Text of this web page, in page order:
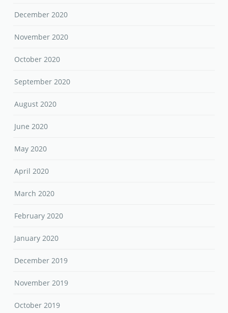
December 2020
November 2020
October 2020
September 2020
August 2020
June 2020
May 2020
April 2020
March 2020
February 2020
January 2020
December 2019
November 2019
October 2019